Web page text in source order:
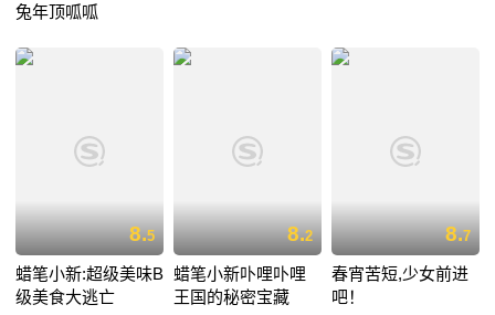
兔年顶呱呱
8.5
蜡笔小新:超级美味B
级美食大逃亡
8.2
蜡笔小新卟哩卟哩
王国的秘密宝藏
8.7
春宵苦短,少女前进
吧！